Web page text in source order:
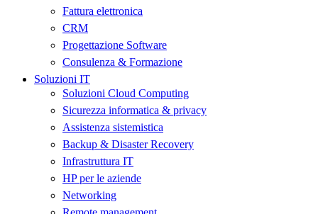
Fattura elettronica
CRM
Progettazione Software
Consulenza & Formazione
Soluzioni IT
Soluzioni Cloud Computing
Sicurezza informatica & privacy
Assistenza sistemistica
Backup & Disaster Recovery
Infrastruttura IT
HP per le aziende
Networking